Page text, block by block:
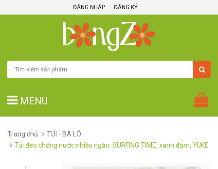
ĐĂNG NHẬP ĐĂNG KÝ
MENU
Trang chủ
TÚI - BA LÔ
Túi đeo chống nước nhiều ngăn, SURFING TIME, xanh đậm, YUKE